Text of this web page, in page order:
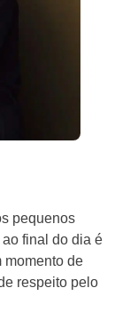
pequenos
final do dia é
de
respeito pelo